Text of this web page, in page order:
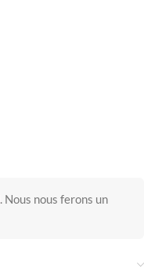
. Nous nous ferons un